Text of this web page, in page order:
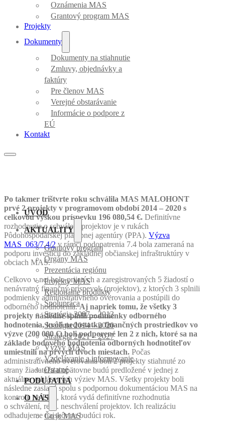
Oznámenia MAS
Grantový program MAS
Projekty
Dokumenty
Dokumenty na stiahnutie
Zmluvy, objednávky a
faktúry
Pre členov MAS
Verejné obstarávanie
Informácie o podpore z
EÚ
Kontakt
ÚVOD
AKTUALITY
Grantový program
Orgány MAS
Prezentácia regiónu
Projekty MAS
Regionálne produkty
Spolupráca
Stratégia 2007 – 2013
Stratégia 2014 – 2020
Stratégia 2021 – 2027
Výzvy MAS
Vzdelávanie a informovanie
Ostatné
PODUJATIA
O NÁS
Čo je MAS
Po takmer trištvrte roku schválila MAS MALOHONT
prvé 2 projekty v programovom období 2014 – 2020 s
celkovou výškou príspevku 196 080,54 €. Definitívne
rozhodnutie o schválení projektov je v rukách
Pôdohospodárskej platobnej agentúry (PPA). Výzva
MAS_063/7.4/2 v rámci podopatrenia 7.4 bola zameraná na
podporu investícií do základnej občianskej infraštruktúry v
obciach MAS.
Celkovo v nej bolo prijatých a zaregistrovaných 5 žiadostí o
nenávratný finančný príspevok (projektov), z ktorých 3 splnili
podmienky administratívneho overovania a postúpili do
odborného hodnotenia.Aj napriek tomu, že všetky 3
projekty následne splnili podmienky odborného
hodnotenia, kvôli nedostatku finančných prostriedkov vo
výzve (200 000 €) boli podporené len 2 z nich, ktoré sa na
základe bodového hodnotenia odborných hodnotiteľov
umiestnili na prvých dvoch miestach. Počas
administratívneho overovania boli 2 projekty stiahnuté zo
strany žiadateľa a opätovne budú predložené v jednej z
aktuálne vyhlásených výziev MAS. Všetky projekty boli
následne zaslané spolu s podpornou dokumentáciou MAS na
kontrolu na PPA, ktorá vydá definitívne rozhodnutia
o schválení, resp. neschválení projektov. Ich realizáciu
odhadujeme najskôr na budúci rok.